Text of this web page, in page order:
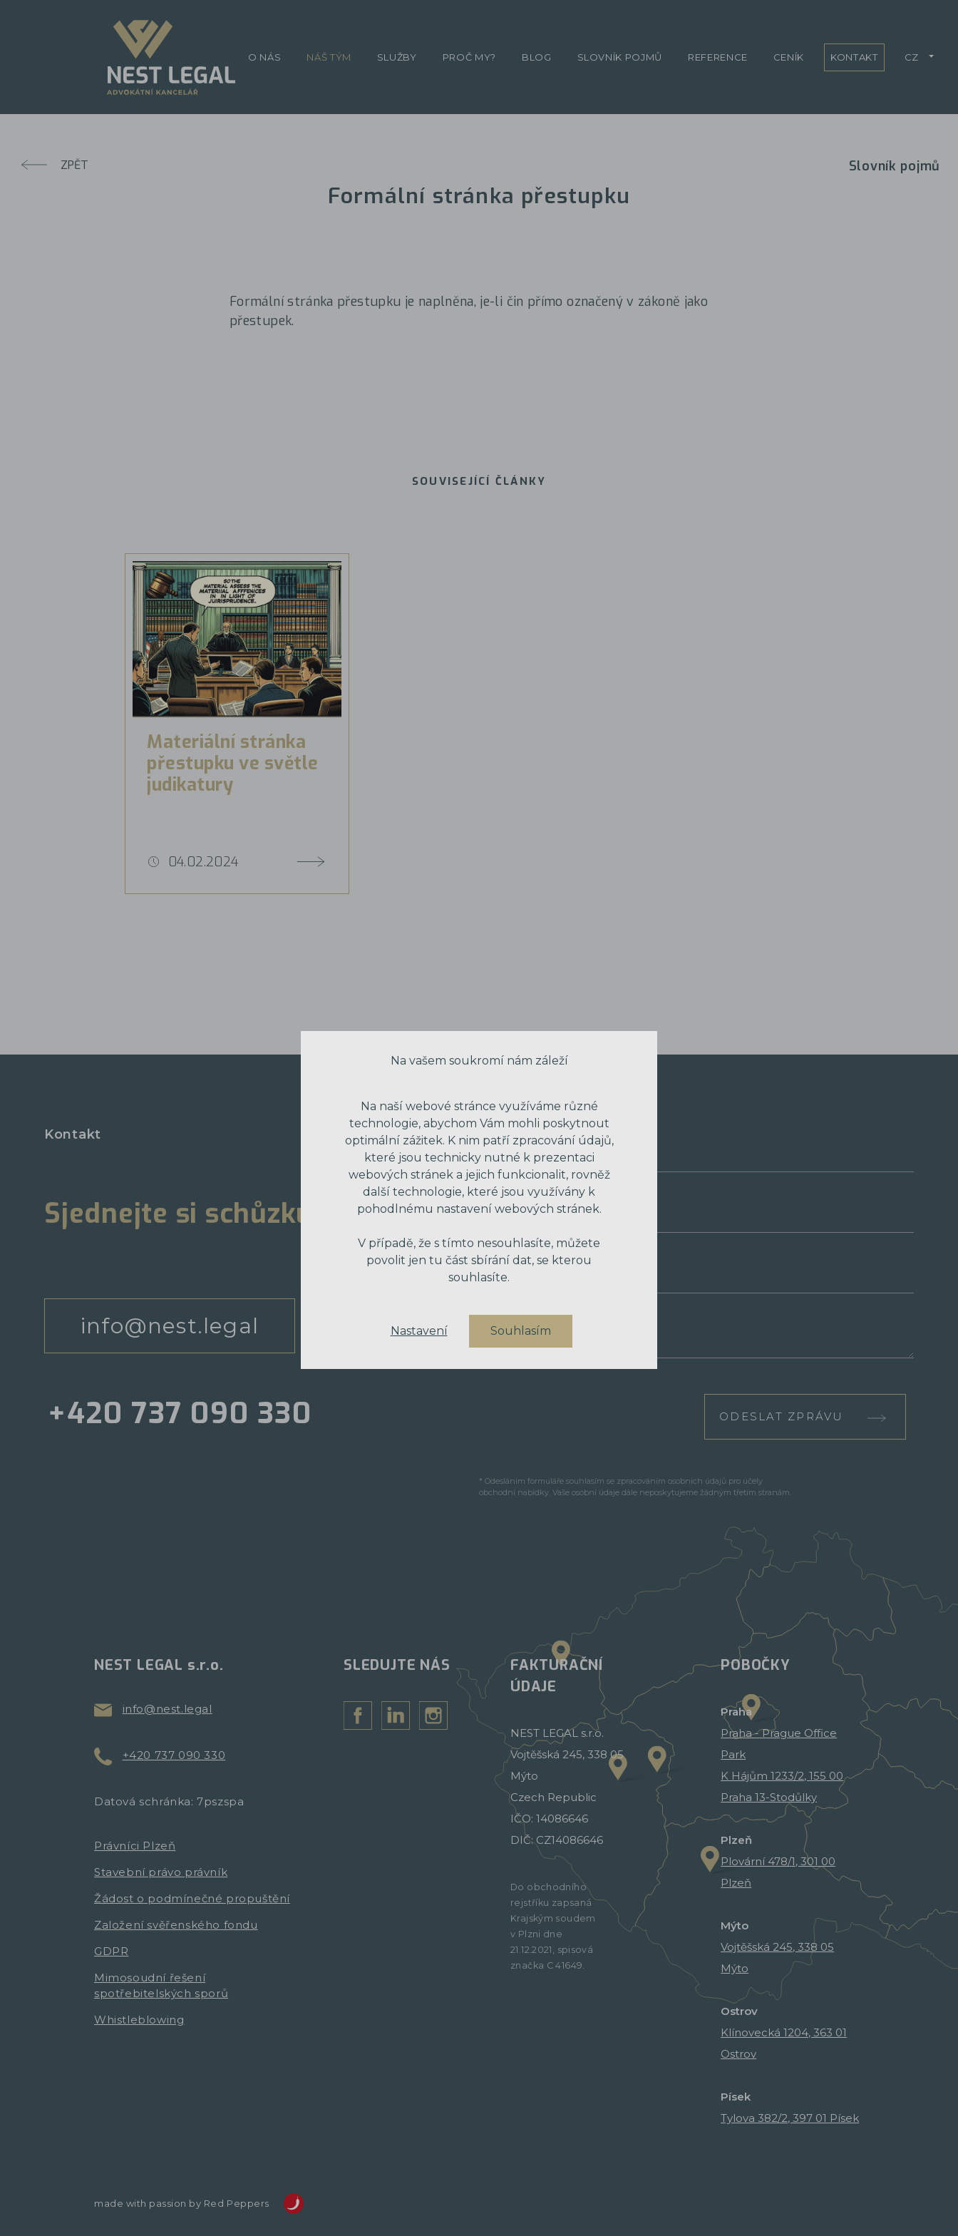
ZPĚT Slovník pojmů
Formální stránka přestupku
Formální stránka přestupku je naplněna, je-li čin přímo označený v zákoně jako
přestupek.
SOUVISEJÍCÍ ČLÁNKY
Materiální stránka
přestupku ve světle
judikatury
04.02.2024
Kontakt
Sjednejte si schůzku
info@nest.legal
+420 737 090 330
VAŠE JMÉNO
VÁŠ EMAIL
VÁŠ TELEFON
ODESLAT ZPRÁVU
* Odesláním formuláře souhlasím se zpracováním osobních údajů pro účely
obchodní nabídky. Vaše osobní údaje dále neposkytujeme žádným třetím stranám.
NEST LEGAL s.r.o.
info@nest.legal
+420 737 090 330
Datová schránka: 7pszspa
Právníci Plzeň
Stavební právo právník
Žádost o podmínečné propuštění
Založení svěřenského fondu
GDPR
Mimosoudní řešení
spotřebitelských sporů
Whistleblowing
SLEDUJTE NÁS
FAKTURAČNÍ
ÚDAJE
NEST LEGAL s.r.o.
Vojtěšská 245, 338 05
Mýto
Czech Republic
IČO: 14086646
DIČ: CZ14086646
Do obchodního
rejstříku zapsaná
Krajským soudem
v Plzni dne
21.12.2021, spisová
značka C 41649.
POBOČKY
Praha
Praha - Prague Office
Park
K Hájům 1233/2, 155 00
Praha 13-Stodůlky
Plzeň
Plovární 478/1, 301 00
Plzeň
Mýto
Vojtěšská 245, 338 05
Mýto
Ostrov
Klínovecká 1204, 363 01
Ostrov
Písek
Tylova 382/2, 397 01 Písek
made with passion by Red Peppers
O NÁS NÁŠ TÝM SLUŽBY PROČ MY? BLOG SLOVNÍK POJMŮ REFERENCE CENÍK KONTAKT CZ
Na vašem soukromí nám záleží
Na naší webové stránce využíváme různé
technologie, abychom Vám mohli poskytnout
optimální zážitek. K nim patří zpracování údajů,
které jsou technicky nutné k prezentaci
webových stránek a jejich funkcionalit, rovněž
další technologie, které jsou využívány k
pohodlnému nastavení webových stránek.
V případě, že s tímto nesouhlasíte, můžete
povolit jen tu část sbírání dat, se kterou
souhlasíte.
Nastavení Souhlasím